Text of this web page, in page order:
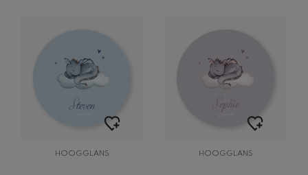
HOOGGLANS HOOGGLANS